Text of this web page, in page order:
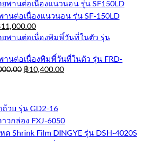
านต่อเนื่องแนวนอน รุ่น SF-150LD
11,000.00
านต่อเนื่องพิมพิ์วันที่ในตัว รุ่น FRD-
฿10,400.00
ถ้วย รุ่น GD2-16
วกล่อง FXJ-6050
Shrink Film DINGYE รุ่น DSH-4020S